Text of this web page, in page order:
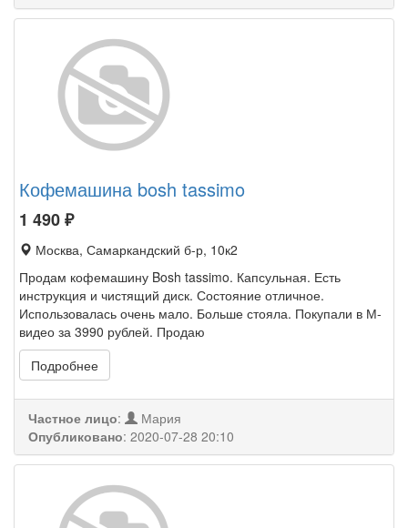
Кофемашина bosh tassimo
1 490₽
Москва, Самаркандский б-р, 10к2
Продам кофемашину Bosh tassimo. Капсульная. Есть
инструкция и чистящий диск. Состояние отличное.
Использовалась очень мало. Больше стояла. Покупали в М-
видео за 3990 рублей. Продаю
Подробнее
Частное лицо:
Мария
Опубликовано: 2020-07-28 20:10